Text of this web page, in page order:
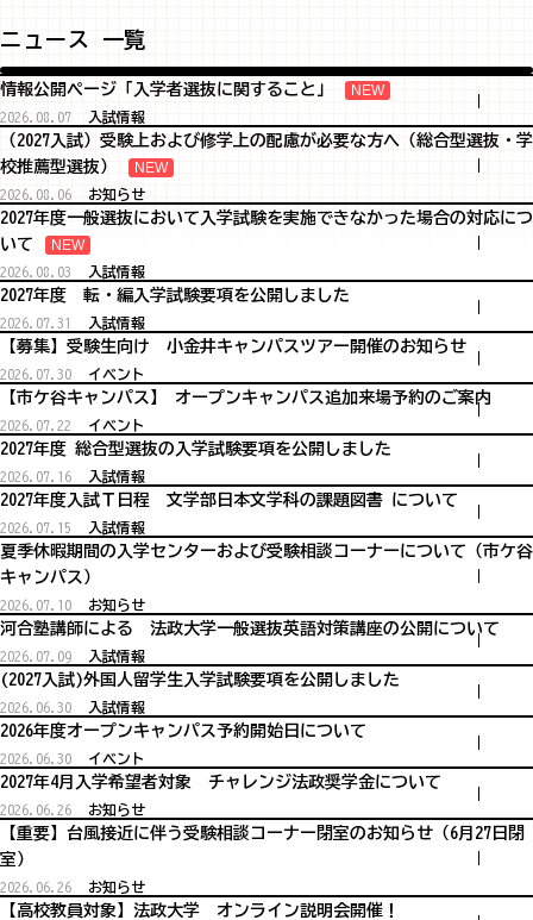
ニュース 一覧
情報公開ページ「入学者選抜に関すること」
2026.08.07 入試情報
（2027入試）受験上および修学上の配慮が必要な方へ（総合型選抜・学
校推薦型選抜）
2026.08.06 お知らせ
2027年度一般選抜において入学試験を実施できなかった場合の対応につ
いて
2026.08.03 入試情報
2027年度 転・編入学試験要項を公開しました
2026.07.31 入試情報
【募集】受験生向け 小金井キャンパスツアー開催のお知らせ
2026.07.30 イベント
【市ケ谷キャンパス】 オープンキャンパス追加来場予約のご案内
2026.07.22 イベント
2027年度 総合型選抜の入学試験要項を公開しました
2026.07.16 入試情報
2027年度入試Ｔ日程 文学部日本文学科の課題図書 について
2026.07.15 入試情報
夏季休暇期間の入学センターおよび受験相談コーナーについて（市ケ谷
キャンパス）
2026.07.10 お知らせ
河合塾講師による 法政大学一般選抜英語対策講座の公開について
2026.07.09 入試情報
(2027入試)外国人留学生入学試験要項を公開しました
2026.06.30 入試情報
2026年度オープンキャンパス予約開始日について
2026.06.30 イベント
2027年4月入学希望者対象 チャレンジ法政奨学金について
2026.06.26 お知らせ
【重要】台風接近に伴う受験相談コーナー閉室のお知らせ（6月27日閉
室）
2026.06.26 お知らせ
【高校教員対象】法政大学 オンライン説明会開催！